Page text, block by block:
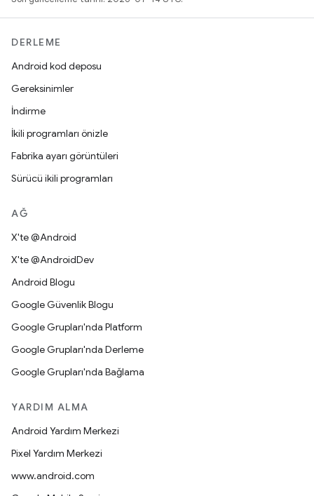
DERLEME
Android kod deposu
Gereksinimler
İndirme
İkili programları önizle
Fabrika ayarı görüntüleri
Sürücü ikili programları
AĞ
X'te @Android
X'te @AndroidDev
Android Blogu
Google Güvenlik Blogu
Google Grupları'nda Platform
Google Grupları'nda Derleme
Google Grupları'nda Bağlama
YARDIM ALMA
Android Yardım Merkezi
Pixel Yardım Merkezi
www.android.com